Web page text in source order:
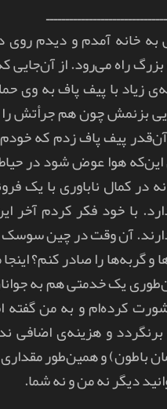
خانه آمدم و دیدم روی
راه می‌رود. از آن‌جایی
زیاد با پیف پاف به وی
بزنمش چون هم جرأتش
پیف پاف زدم که
هوا عوض شود در
در کمال ناباوری با یک
با خود فکر کردم آخر
آن وقت در چین
و گربه‌ها را صادر کنم؟
یک خدمتی هم به
کرده‌ام و به من
برنگردد و هزینه‌ی
باطون) و همین‌طور
دیگر نه من و نه شما.